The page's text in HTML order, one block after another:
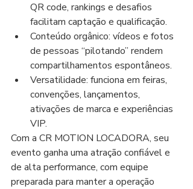
QR code, rankings e desafios
facilitam captação e qualificação.
Conteúdo orgânico: vídeos e fotos
de pessoas “pilotando” rendem
compartilhamentos espontâneos.
Versatilidade: funciona em feiras,
convenções, lançamentos,
ativações de marca e experiências
VIP.
Com a CR MOTION LOCADORA, seu
evento ganha uma atração confiável e
de alta performance, com equipe
preparada para manter a operação